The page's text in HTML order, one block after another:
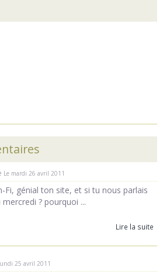
Le mardi 26 avril 2011
Fi, génial ton site, et si tu nous parlais
? pourquoi ...
Lire la suite
25 avril 2011